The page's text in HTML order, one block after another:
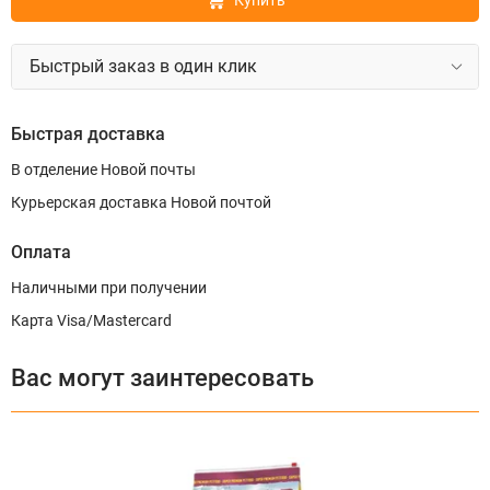
Быстрый заказ в один клик
Быстрая доставка
В отделение Новой почты
Курьерская доставка Новой почтой
Оплата
Наличными при получении
Карта Visa/Mastercard
Вас могут заинтересовать